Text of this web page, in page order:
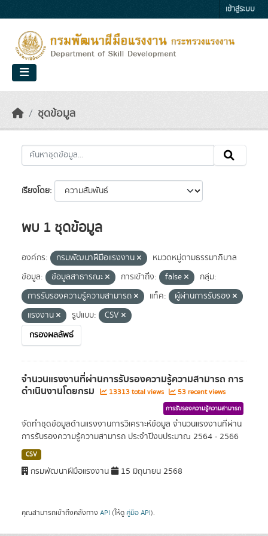
เข้าสู่ระบบ
ชุดข้อมูล
เรียงโดย
พบ 1 ชุดข้อมูล
องค์กร: กรมพัฒนาฝีมือแรงงาน
หมวดหมู่ตามธรรมาภิบาล
ข้อมูล:
ข้อมูลสาธารณะ การเข้าถึง: false
กลุ่ม:
การรับรองความรู้ความสามารถ
แท็ค:
ผู้ผ่านการรับรอง
แรงงาน
รูปแบบ:
CSV
กรองผลลัพธ์
จำนวนแรงงานที่ผ่านการรับรองความรู้ความสามารถ การ
ดำเนินงานโดยกรม 13313 total views 53 recent views
การรับรองความรู้ความสามารถ
จัดทำชุดข้อมูลด้านแรงงานการวิเคราะห์ข้อมูล จำนวนแรงงานที่ผ่าน
การรับรองความรู้ความสามารถ ประจำปีงบประมาณ 2564 - 2566
CSV
กรมพัฒนาฝีมือแรงงาน 15 มิถุนายน 2568
คุณสามารถเข้าถึงคลังทาง API (ให้ดู คู่มือ API).